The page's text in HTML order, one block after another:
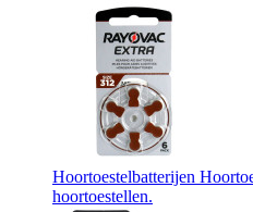
Hoortoestelbatterijen
hoortoestellen.